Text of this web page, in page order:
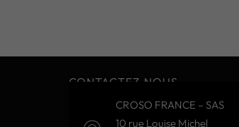
CONTACTEZ-NOUS
CROSO FRANCE – SAS
10 rue Louise Michel